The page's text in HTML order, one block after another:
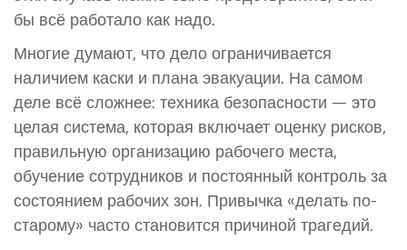
бы всё работало как надо.
Многие думают, что дело ограничивается
наличием каски и плана эвакуации. На самом
деле всё сложнее: техника безопасности — это
целая система, которая включает оценку рисков,
правильную организацию рабочего места,
обучение сотрудников и постоянный контроль за
состоянием рабочих зон. Привычка «делать по-
старому» часто становится причиной трагедий.